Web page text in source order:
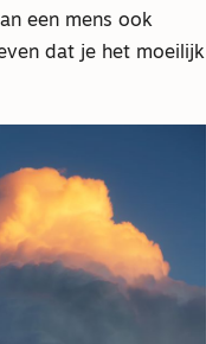
een mens ook
dat je het moeilijk